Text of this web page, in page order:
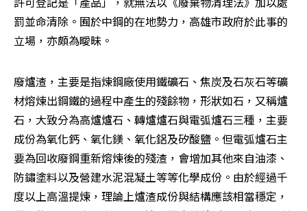
罰並命清除。囿於中鋼的在地勢力，高雄市政府於此事的
立場，亦頗為曖昧。
廢爐渣，主要是指煉鋼廠使用鐵礦石、焦炭及石灰石等礦
材熔煉出鋼鐵的過程中產生的殘餘物，形狀如石，又稱爐
石，大致分為高爐爐石、轉爐爐石與電弧爐石三種，主要
成份為氧化鈣、氧化鎂、氧化鋁及矽酸鹽。但電弧爐石主
要為回收廢鋼重新熔煉後的殘渣，會增加其他來自油漆、
防鏽塗料以及營建水泥混凝土等等化學成份。由於經過千
度以上高溫提煉，理論上爐渣成份與結構應該相當穩定，